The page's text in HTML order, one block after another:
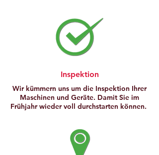
Inspektion
Wir kümmern uns um die Inspektion Ihrer
Maschinen und Geräte. Damit Sie im
Frühjahr wieder voll durchstarten können.